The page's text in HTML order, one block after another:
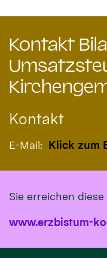
Kontakt
Kontakt
E-Mail: Klick zum
Sie erreichen
www.erzbistum-